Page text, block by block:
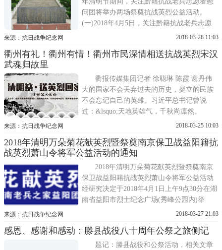
问团将举办两场祭奠抗战英烈公益活动。
(一)2018年4月5日，关注黔籍抗战老兵志愿
者慰问团将在贵州省花溪防空学校将士陵园
在抗日战争时期为了民族独立而牺牲的抗日
获悉，本次活动将邀请贵州安顺抗战...
来源：抗日战争纪念网 2018-03-28 11:03
衢州有礼！衢州有情！衢州市民深情相送抗战英烈宋汉
武魂归故里
衢报传媒集团记者 徐聪琳 陈霞 谢丹伟
大的国家不会丢弃过去的历史，挺立的民族
不会忘记自己的英雄。习近平总书记曾说
过：&lsquo;天地英雄气，千秋尚凛然。
&rsquo;一个有希望的民族不能没有英雄，一
雄在内的一切民族英雄，都是中华民族的脊
梁，他们的事迹和精神都是激励我们前行的
强大力量。时光倒流76年，那年夏...
来源：抗日战争纪念网 2018-03-25 10:03
2018年清明万朵菊花献英烈暨祭奠南京保卫战益阳籍抗
战英烈萧山令将军公益活动的通知
2018年清明万朵菊花献英烈暨祭奠南京
保卫战益阳籍抗战英烈萧山令将军公益活动
经研究决定于2018年4月1日上午9点30分在湖
南省益阳市烈士纪念广场(秀峰公园内)举
办。本次活动由湖南老兵之家、深圳市龙越
市作家协会、长沙县慈辉爱心协会发起组
织，以祭奠抗战英烈、不忘抗战历史、弘扬
来源：抗日战争纪念网 2018-03-27 21:03
感恩、感谢和感动：滕县战役八十周年公祭之旅侧记
题记：滕县战役和公祭活动，相关文章